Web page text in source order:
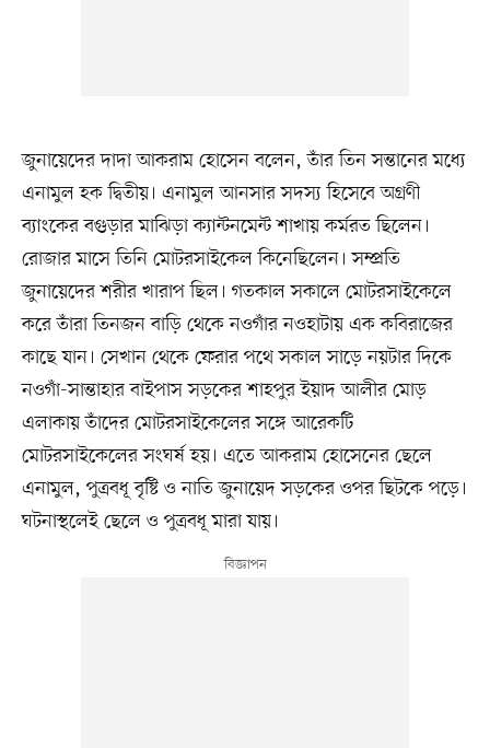
জুনায়েদের দাদা আকরাম হোসেন বলেন, তাঁর তিন সন্তানের মধ্যে
এনামুল হক দ্বিতীয়। এনামুল আনসার সদস্য হিসেবে অগ্রণী
ব্যাংকের বগুড়ার মাঝিড়া ক্যান্টনমেন্ট শাখায় কর্মরত ছিলেন।
রোজার মাসে তিনি মোটরসাইকেল কিনেছিলেন। সম্প্রতি
জুনায়েদের শরীর খারাপ ছিল। গতকাল সকালে মোটরসাইকেলে
করে তাঁরা তিনজন বাড়ি থেকে নওগাঁর নওহাটায় এক কবিরাজের
কাছে যান। সেখান থেকে ফেরার পথে সকাল সাড়ে নয়টার দিকে
নওগাঁ-সান্তাহার বাইপাস সড়কের শাহপুর ইয়াদ আলীর মোড়
এলাকায় তাঁদের মোটরসাইকেলের সঙ্গে আরেকটি
মোটরসাইকেলের সংঘর্ষ হয়। এতে আকরাম হোসেনের ছেলে
এনামুল, পুত্রবধূ বৃষ্টি ও নাতি জুনায়েদ সড়কের ওপর ছিটকে পড়ে।
ঘটনাস্থলেই ছেলে ও পুত্রবধূ মারা যায়।